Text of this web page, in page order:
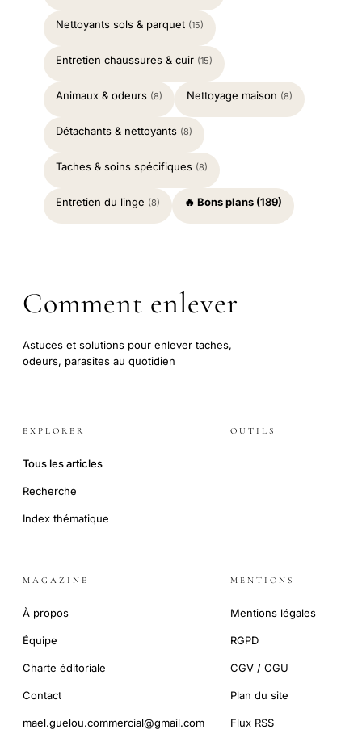
Nettoyants sols & parquet (15)
Entretien chaussures & cuir (15)
Animaux & odeurs (8) Nettoyage maison (8)
Détachants & nettoyants (8)
Taches & soins spécifiques (8)
Entretien du linge (8) 🔥 Bons plans (189)
Comment enlever
Astuces et solutions pour enlever taches,
odeurs, parasites au quotidien
EXPLORER
Tous les articles
Recherche
Index thématique
OUTILS
MAGAZINE
À propos
Équipe
Charte éditoriale
Contact
mael.guelou.commercial@gmail.com
MENTIONS
Mentions légales
RGPD
CGV / CGU
Plan du site
Flux RSS